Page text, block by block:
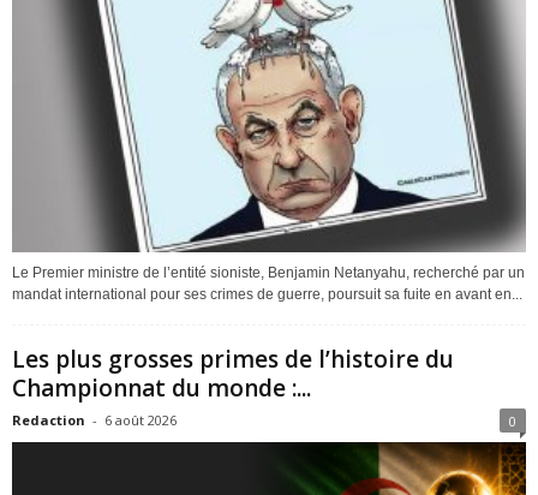
Le Premier ministre de l’entité sioniste, Benjamin Netanyahu, recherché par un
mandat international pour ses crimes de guerre, poursuit sa fuite en avant en...
Les plus grosses primes de l’histoire du
Championnat du monde :...
Redaction - 6 août 2026 0